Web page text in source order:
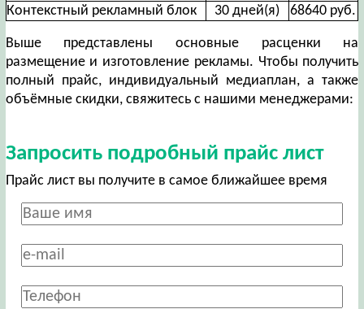
Контекстный рекламный блок
30 дней(я) 68640 руб.
Выше представлены основные расценки на
размещение и изготовление рекламы. Чтобы получить
полный прайс, индивидуальный медиаплан, а также
объёмные скидки, свяжитесь с нашими менеджерами:
Запросить подробный прайс лист
Прайс лист вы получите в самое ближайшее время